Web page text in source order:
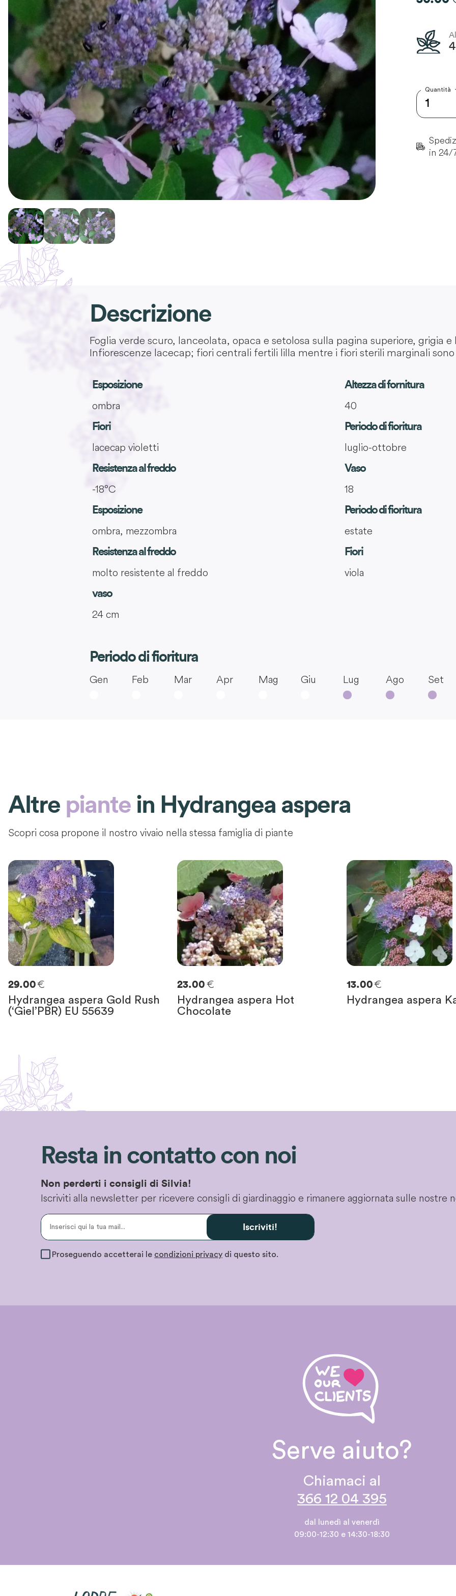
Quantità
in 24/
Descrizione
Foglia verde scuro, lanceolata, opaca e setolosa sulla pagina superiore, grigia
Infiorescenze lacecap; fiori centrali fertili lilla mentre i fiori sterili marginali
Esposizione
ombra
Altezza di fornitura
40
Fiori
lacecap violetti
Periodo di fioritura
luglio-ottobre
Resistenza al freddo
-18°C
Vaso
18
Esposizione
ombra, mezzombra
Periodo di fioritura
estate
Resistenza al freddo
molto resistente al freddo
Fiori
viola
vaso
24 cm
Periodo di fioritura
Gen Feb Mar Apr Mag Giu Lug Ago Set
Altre piante in Hydrangea aspera
Scopri cosa propone il nostro vivaio nella stessa famiglia di piante
29.00€
Hydrangea aspera Gold Rush
(‘Giel’PBR) EU 55639
23.00 €
Hydrangea aspera Hot
Chocolate
13.00€
Hydrangea aspera
Resta in contatto con noi
Non perderti i consigli di Silvia!
Iscriviti alla newsletter per ricevere consigli di giardinaggio e rimanere aggiornata sulle nostre
Iscriviti!
Proseguendo accetterai le condizioni privacy di questo sito.
Serve aiuto?
Chiamaci al
366 12 04 395
dal lunedì al venerdì
09:00-12:30 e 14:30-18:30